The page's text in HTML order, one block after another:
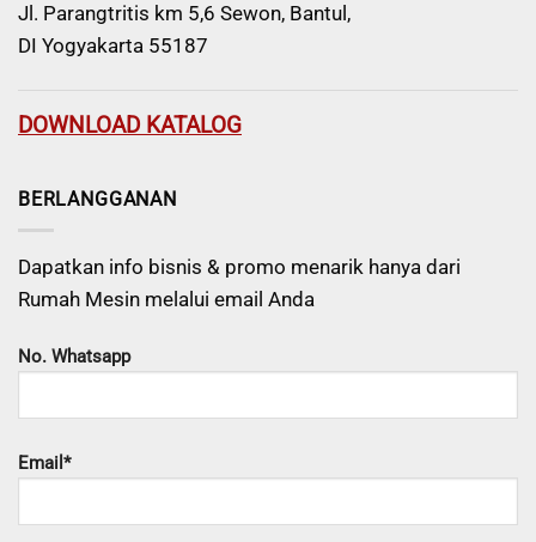
Jl. Parangtritis km 5,6 Sewon, Bantul,
DI Yogyakarta 55187
DOWNLOAD KATALOG
BERLANGGANAN
Dapatkan info bisnis & promo menarik hanya dari
Rumah Mesin melalui email Anda
No. Whatsapp
Email*